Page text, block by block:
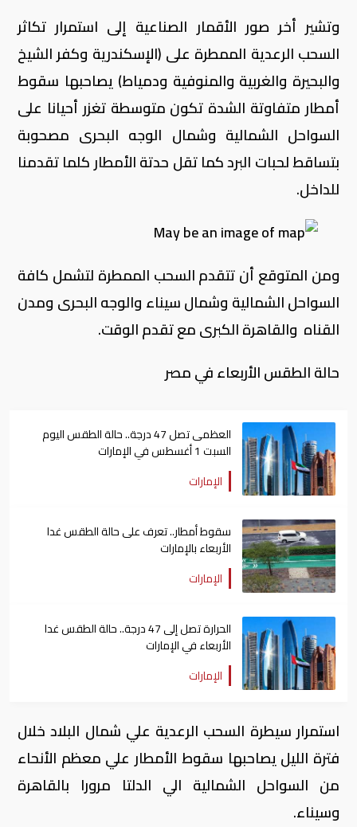
وتشير أخر صور الأقمار الصناعية إلى استمرار تكاثر
السحب الرعدية الممطرة على (الإسكندرية وكفر الشيخ
والبحيرة والغربية والمنوفية ودمياط) يصاحبها سقوط
أمطار متفاوتة الشدة تكون متوسطة تغزر أحيانا على
السواحل الشمالية وشمال الوجه البحرى مصحوبة
بتساقط لحبات البرد كما تقل حدتة الأمطار كلما تقدمنا
للداخل.
ومن المتوقع أن تتقدم السحب الممطرة لتشمل كافة
السواحل الشمالية وشمال سيناء والوجه البحرى ومدن
القناه والقاهرة الكبرى مع تقدم الوقت.
حالة الطقس الأربعاء في مصر
العظمى تصل 47 درجة.. حالة الطقس اليوم
السبت 1 أغسطس في الإمارات
الإمارات
سقوط أمطار.. تعرف على حالة الطقس غدا
الأربعاء بالإمارات
الإمارات
الحرارة تصل إلى 47 درجة.. حالة الطقس غدا
الأربعاء في الإمارات
الإمارات
استمرار سيطرة السحب الرعدية علي شمال البلاد خلال
فترة الليل يصاحبها سقوط الأمطار علي معظم الأنحاء
من السواحل الشمالية الي الدلتا مرورا بالقاهرة
وسيناء.